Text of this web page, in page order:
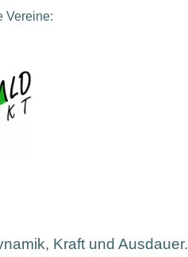
Vereine:
Kraft und Ausdauer.